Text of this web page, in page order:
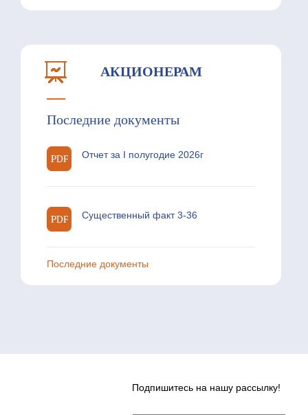
АКЦИОНЕРАМ
Последние документы
Отчет за I полугодие 2026г
Существенный факт 3-36
Последние документы
Подпишитесь на нашу рассылку!